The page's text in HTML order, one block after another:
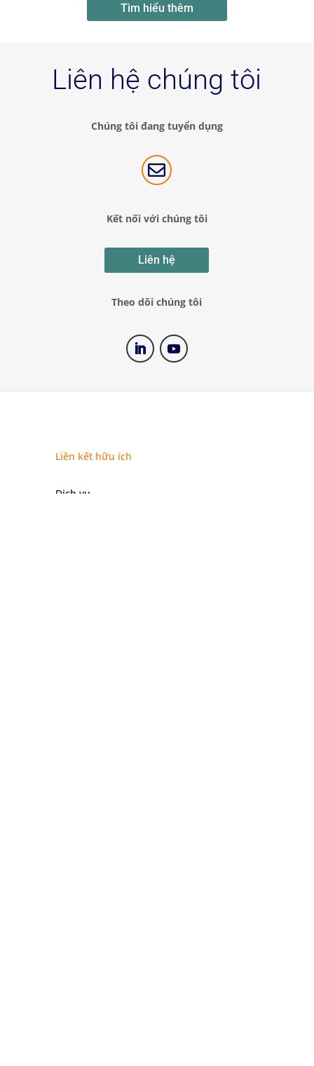
Tìm hiểu thêm
Liên hệ chúng tôi
Chúng tôi đang tuyển dụng

Kết nối với chúng tôi
Liên hệ
Theo dõi chúng tôi
Liên kết hữu ích
Dịch vụ